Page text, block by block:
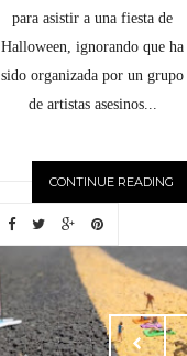
para asistir a una fiesta de
Halloween, ignorando que ha
sido organizada por un grupo
de artistas asesinos...
CONTINUE READING